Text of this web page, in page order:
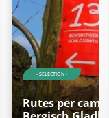
- SELECTION -
Rutes per